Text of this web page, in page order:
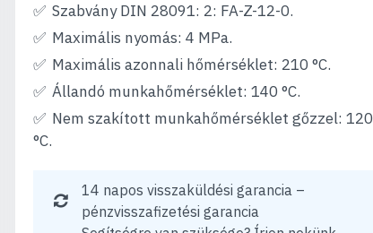
Szabvány DIN 28091: 2: FA-Z-12-0.
Maximális nyomás: 4 MPa.
Maximális azonnali hőmérséklet: 210 °C.
Állandó munkahőmérséklet: 140 °C.
Nem szakított munkahőmérséklet gőzzel: 120
°C.
14 napos visszaküldési garancia –
pénzvisszafizetési garancia